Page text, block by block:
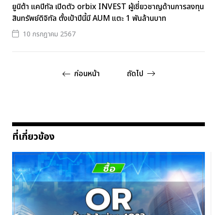
ยูนิต้า แคปิทัล เปิดตัว orbix INVEST ผู้เชี่ยวชาญด้านการลงทุน
สินทรัพย์ดิจิทัล ตั้งเป้าปีนี้มี AUM แตะ 1 พันล้านบาท
10 กรกฎาคม 2567
ก่อนหน้า ถัดไป
ที่เกี่ยวข้อง